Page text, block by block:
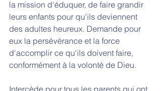
la mission d'éduquer, de faire grandir
leurs enfants pour qu'ils deviennent
des adultes heureux. Demande pour
eux la persévérance et la force
d'accomplir ce qu'ils doivent faire,
conformément à la volonté de Dieu.
Intercède pour tous les parents qui ont